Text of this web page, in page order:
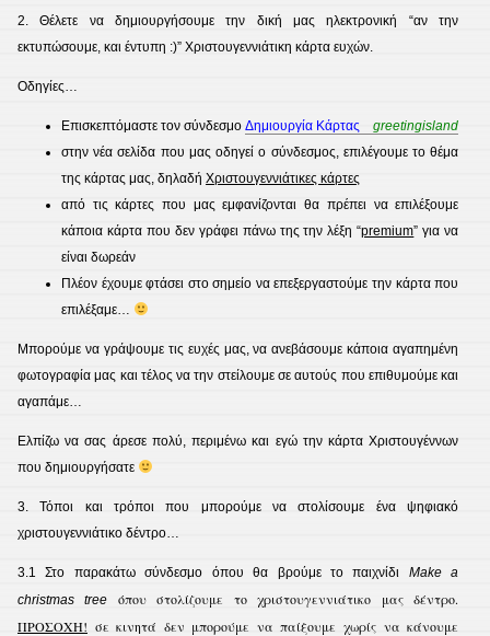
2. Θέλετε να δημιουργήσουμε την δική μας ηλεκτρονική “αν την
εκτυπώσουμε, και έντυπη :)” Χριστουγεννιάτικη κάρτα ευχών.
Οδηγίες…
Επισκεπτόμαστε τον σύνδεσμο Δημιουργία Κάρτας
greetingisland
στην νέα σελίδα που μας οδηγεί ο σύνδεσμος, επιλέγουμε το θέμα
της κάρτας μας, δηλαδή Χριστουγεννιάτικες κάρτες
από τις κάρτες που μας εμφανίζονται θα πρέπει να επιλέξουμε
κάποια κάρτα που δεν γράφει πάνω της την λέξη “premium” για να
είναι δωρεάν
Πλέον έχουμε φτάσει στο σημείο να επεξεργαστούμε την κάρτα που
επιλέξαμε…
Μπορούμε να γράψουμε τις ευχές μας, να ανεβάσουμε κάποια αγαπημένη
φωτογραφία μας και τέλος να την στείλουμε σε αυτούς που επιθυμούμε και
αγαπάμε…
Ελπίζω να σας άρεσε πολύ, περιμένω και εγώ την κάρτα Χριστουγέννων
που δημιουργήσατε
3. Τόποι και τρόποι που μπορούμε να στολίσουμε ένα ψηφιακό
χριστουγεννιάτικο δέντρο…
3.1 Στο παρακάτω σύνδεσμο όπου θα βρούμε το παιχνίδι Make a
christmas tree
όπου στολίζουμε το χριστουγεννιάτικο μας δέντρο.
ΠΡΟΣΟΧΗ! σε κινητά δεν μπορούμε να παίξουμε χωρίς να κάνουμε